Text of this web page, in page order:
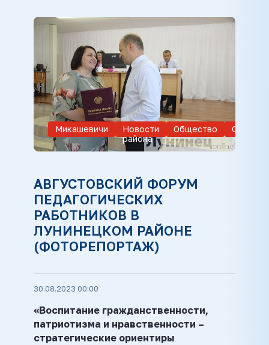
Микашевичи
Новости
района
Общество
АВГУСТОВСКИЙ ФОРУМ
ПЕДАГОГИЧЕСКИХ
РАБОТНИКОВ В
ЛУНИНЕЦКОМ РАЙОНЕ
(ФОТОРЕПОРТАЖ)
30.08.2023 00:00
«Воспитание гражданственности,
патриотизма и нравственности –
стратегические ориентиры